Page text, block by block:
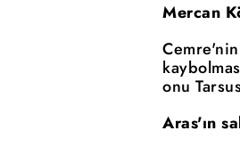
Mercan
onu
Aras'ın